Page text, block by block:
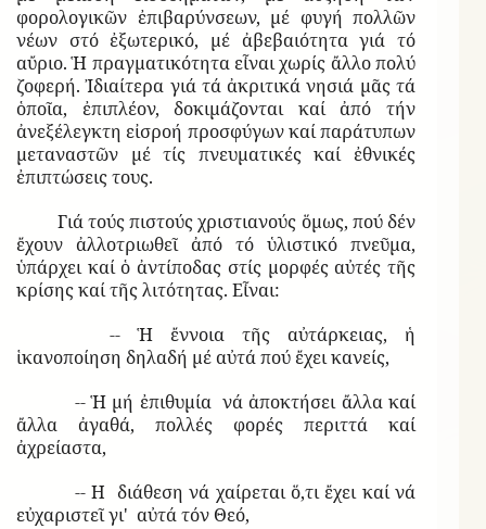
φορολογικῶν ἐπιβαρύνσεων, μέ φυγή πολλῶν
νέων στό ἐξωτερικό, μέ ἀβεβαιότητα γιά τό
αὔριο. Ἡ πραγματικότητα εἶναι χωρίς ἄλλο πολύ
ζοφερή. Ἰδιαίτερα γιά τά ἀκριτικά νησιά μᾶς τά
ὁποῖα, ἐπιπλέον, δοκιμάζονται καί ἀπό τήν
ἀνεξέλεγκτη εἰσροή προσφύγων καί παράτυπων
μεταναστῶν μέ τίς πνευματικές καί ἐθνικές
ἐπιπτώσεις τους.
Γιά τούς πιστούς χριστιανούς ὅμως, πού δέν
ἔχουν ἀλλοτριωθεῖ ἀπό τό ὑλιστικό πνεῦμα,
ὑπάρχει καί ὁ ἀντίποδας στίς μορφές αὐτές τῆς
κρίσης καί τῆς λιτότητας. Εἶναι:
-- Ἡ ἔννοια τῆς αὐτάρκειας, ἡ
ἱκανοποίηση δηλαδή μέ αὐτά πού ἔχει κανείς,
-- Ἡ μή ἐπιθυμία νά ἀποκτήσει ἄλλα καί
ἄλλα ἀγαθά, πολλές φορές περιττά καί
ἀχρείαστα,
-- Η διάθεση νά χαίρεται ὅ,τι ἔχει καί νά
εὐχαριστεῖ γι' αὐτά τόν Θεό,